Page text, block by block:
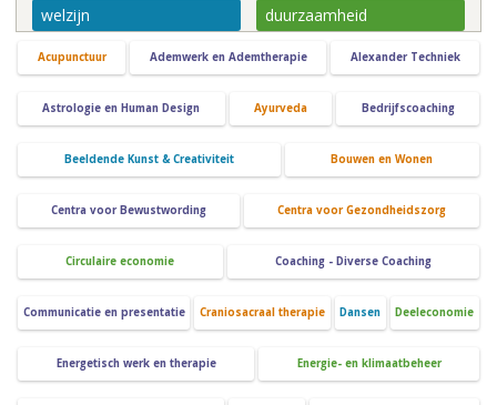
welzijn duurzaamheid
Acupunctuur Ademwerk en Ademtherapie Alexander Techniek
Astrologie en Human Design Ayurveda Bedrijfscoaching
Beeldende Kunst & Creativiteit Bouwen en Wonen
Centra voor Bewustwording Centra voor Gezondheidszorg
Circulaire economie Coaching - Diverse Coaching
Communicatie en presentatie Craniosacraal therapie Dansen Deeleconomie
Energetisch werk en therapie Energie- en klimaatbeheer